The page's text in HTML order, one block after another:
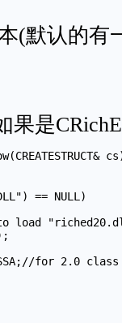
(默认的有
果是
== NULL)
load
for 2.0